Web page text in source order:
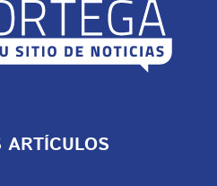
ARTÍCULOS